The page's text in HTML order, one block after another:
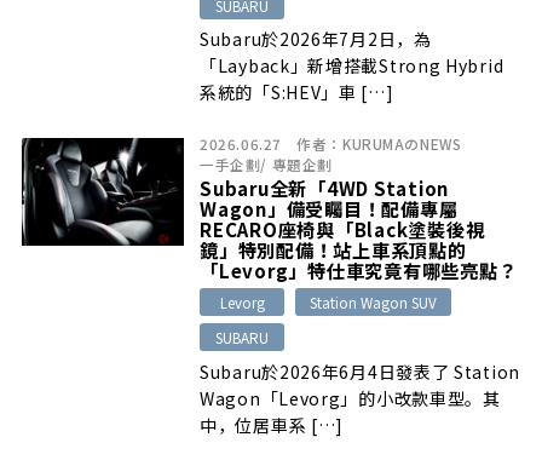
SUBARU
Subaru於2026年7月2日，為
「Layback」新增搭載Strong Hybrid
系統的「S:HEV」車 […]
2026.06.27 作者： KURUMAのNEWS
一手企劃/ 專題企劃
Subaru全新「4WD Station
Wagon」備受矚目！配備專屬
RECARO座椅與「Black塗裝後視
鏡」特別配備！站上車系頂點的
「Levorg」特仕車究竟有哪些亮點？
Levorg
Station Wagon SUV
SUBARU
Subaru於2026年6月4日發表了 Station
Wagon「Levorg」的小改款車型。其
中，位居車系 […]